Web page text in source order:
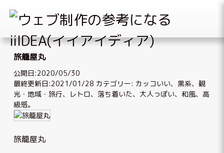
Skip
content
旅籠屋丸
公開日:2020/05/30
最終更新日:2021/01/28 カテゴリー: カッコいい、 黒系、観
光・地域・旅行、 レトロ、 落ち着いた、大人っぽい、和風、 高
級感。
旅籠屋丸